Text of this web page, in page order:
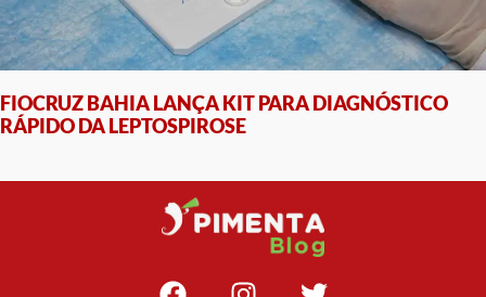
FIOCRUZ BAHIA LANÇA KIT PARA DIAGNÓSTICO
RÁPIDO DA LEPTOSPIROSE